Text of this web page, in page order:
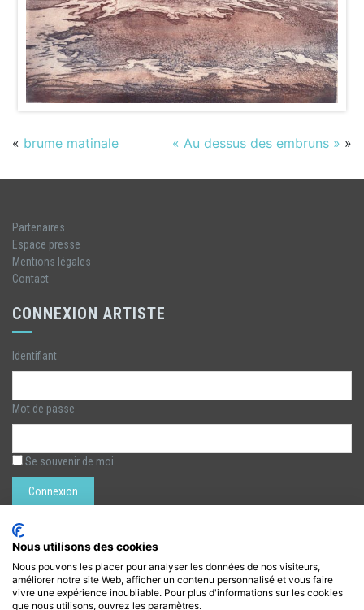
« brume matinale « Au dessus des embruns » »
Partenaires
Espace presse
Mentions légales
Contact
CONNEXION ARTISTE
Identifiant
Mot de passe
Se souvenir de moi
Rechercher :
LÉZARTS DE LA BIÈVRE
Nous utilisons des cookies
Nous pouvons les placer pour analyser les données de nos visiteurs,
améliorer notre site Web, afficher un contenu personnalisé et vous faire
vivre une expérience inoubliable. Pour plus d'informations sur les cookies
que nous utilisons, ouvrez les paramètres.